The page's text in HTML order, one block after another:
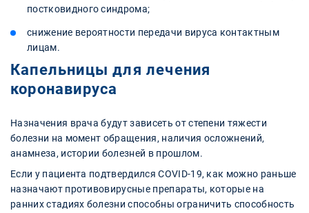
постковидного синдрома;
снижение вероятности передачи вируса контактным
лицам.
Капельницы для лечения
коронавируса
Назначения врача будут зависеть от степени тяжести
болезни на момент обращения, наличия осложнений,
анамнеза, истории болезней в прошлом.
Если у пациента подтвердился COVID-19, как можно раньше
назначают противовирусные препараты, которые на
ранних стадиях болезни способны ограничить способность